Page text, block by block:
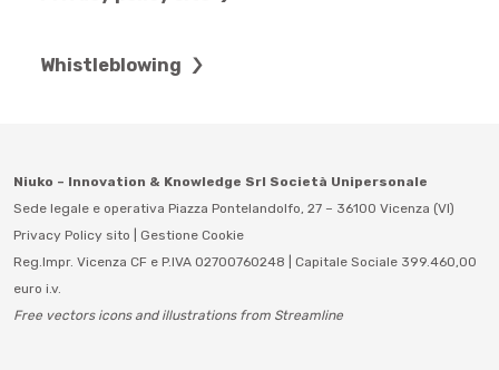
Whistleblowing
Niuko – Innovation & Knowledge Srl Società Unipersonale
Sede legale e operativa Piazza Pontelandolfo, 27 – 36100 Vicenza (VI)
Privacy Policy sito
Gestione Cookie
Reg.Impr. Vicenza CF e P.IVA 02700760248 | Capitale Sociale 399.460,00
euro i.v.
Free vectors icons and illustrations from Streamline